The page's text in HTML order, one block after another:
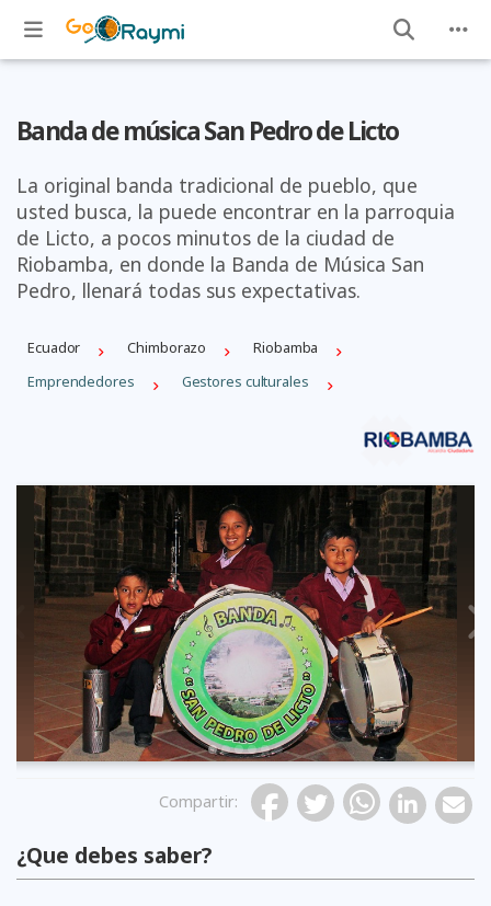
Banda de música San Pedro de Licto
La original banda tradicional de pueblo, que
usted busca, la puede encontrar en la parroquia
de Licto, a pocos minutos de la ciudad de
Riobamba, en donde la Banda de Música San
Pedro, llenará todas sus expectativas.
Ecuador Chimborazo
Riobamba
Emprendedores
Gestores culturales
Previous
Compartir:
¿Que debes saber?